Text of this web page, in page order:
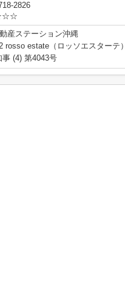
2826
産ステーション沖縄
rosso estate（ロッソエスターテ
事 (4) 第4043号